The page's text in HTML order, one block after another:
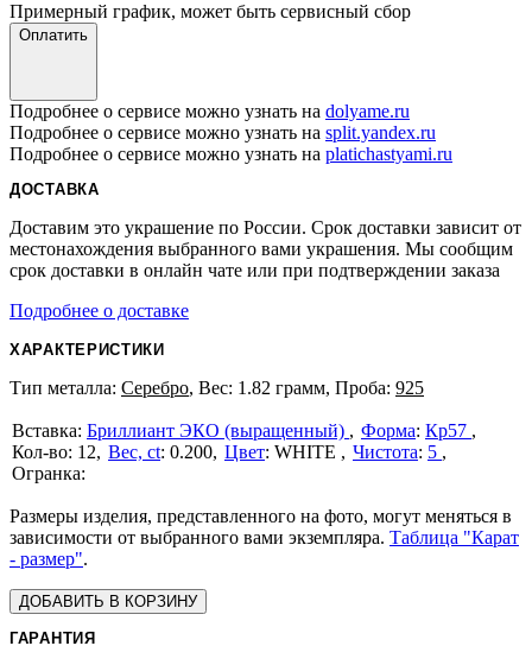
Примерный график, может быть сервисный сбор
Оплатить
Подробнее о сервисе можно узнать на dolyame.ru
Подробнее о сервисе можно узнать на split.yandex.ru
Подробнее о сервисе можно узнать на platichastyami.ru
ДОСТАВКА
Доставим это украшение по России. Срок доставки зависит от
местонахождения выбранного вами украшения. Мы сообщим
срок доставки в онлайн чате или при подтверждении заказа
Подробнее о доставке
ХАРАКТЕРИСТИКИ
Тип металла: Серебро, Вес: 1.82 грамм, Проба: 925
Бриллиант ЭКО (выращенный) Форма: Кр57
12
Вес, ct: 0.200 Цвет: WHITE Чистота: 5
Размеры изделия, представленного на фото, могут меняться в
зависимости от выбранного вами экземпляра. Таблица "Карат
- размер".
ДОБАВИТЬ В КОРЗИНУ
ГАРАНТИЯ